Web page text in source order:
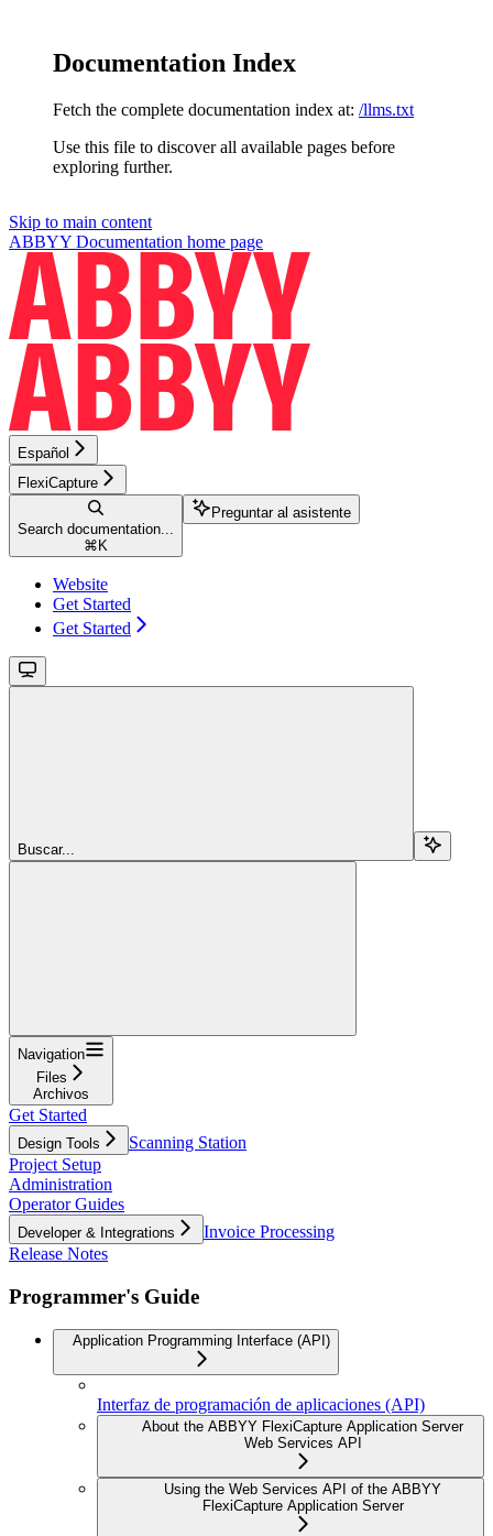
Documentation Index
Fetch the complete documentation index at: /llms.txt
Use this file to discover all available pages before
exploring further.
Skip to main content
ABBYY Documentation home page
Español
FlexiCapture
Search documentation...
⌘ K
Preguntar al asistente
Website
Get Started
Get Started
Buscar...
Navigation
Files
Archivos
Get Started
Design Tools
Scanning Station
Project Setup
Administration
Operator Guides
Developer & Integrations
Invoice Processing
Release Notes
Programmer's Guide
Application Programming Interface (API)
Interfaz de programación de aplicaciones (API)
About the ABBYY FlexiCapture Application Server
Web Services API
Using the Web Services API of the ABBYY
FlexiCapture Application Server